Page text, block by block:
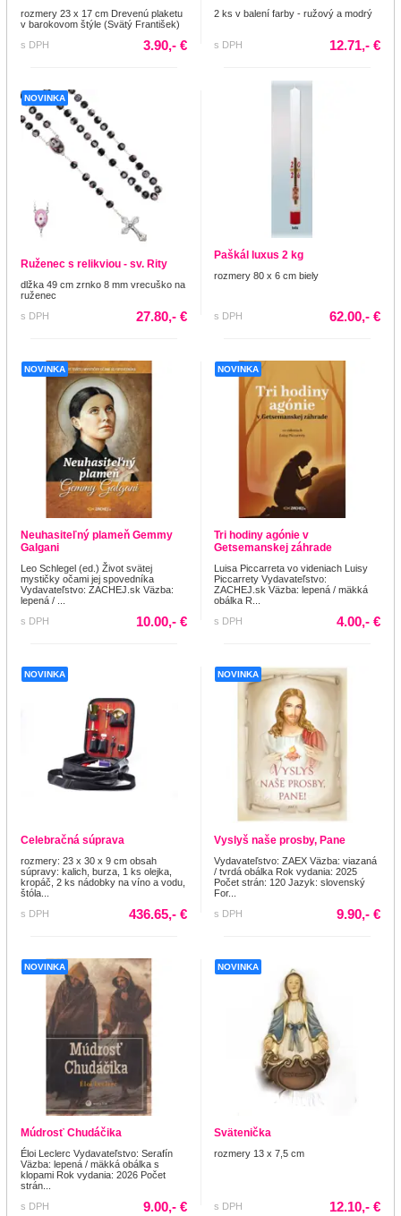
rozmery 23 x 17 cm Drevenú plaketu
v barokovom štýle (Svätý František)
s DPH
3.90,- €
2 ks v balení farby - ružový a modrý
s DPH 12.71,- €
NOVINKA
Ruženec s relikviou - sv. Rity
dlžka 49 cm zrnko 8 mm vrecuško na
ruženec
s DPH
27.80,- €
Paškál luxus 2 kg
rozmery 80 x 6 cm biely
s DPH 62.00,- €
NOVINKA
Neuhasiteľný plameň Gemmy
Galgani
Leo Schlegel (ed.) Život svätej
mystičky očami jej spovedníka
Vydavateľstvo: ZACHEJ.sk Väzba:
lepená / ...
s DPH
10.00,- €
NOVINKA
Tri hodiny agónie v
Getsemanskej záhrade
Luisa Piccarreta vo videniach Luisy
Piccarrety Vydavateľstvo:
ZACHEJ.sk Väzba: lepená / mäkká
obálka R...
s DPH
4.00,- €
NOVINKA
Celebračná súprava
rozmery: 23 x 30 x 9 cm obsah
súpravy: kalich, burza, 1 ks olejka,
kropáč, 2 ks nádobky na víno a vodu,
štóla...
s DPH
436.65,- €
NOVINKA
Vyslyš naše prosby, Pane
Vydavateľstvo: ZAEX Väzba: viazaná
/ tvrdá obálka Rok vydania: 2025
Počet strán: 120 Jazyk: slovenský
For...
s DPH
9.90,- €
NOVINKA
Múdrosť Chudáčika
Éloi Leclerc Vydavateľstvo: Serafín
Väzba: lepená / mäkká obálka s
klopami Rok vydania: 2026 Počet
strán...
s DPH
9.00,- €
NOVINKA
Svätenička
rozmery 13 x 7,5 cm
s DPH 12.10,- €